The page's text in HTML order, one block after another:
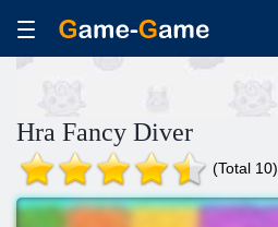
Hra Fancy Diver
(Total 10)